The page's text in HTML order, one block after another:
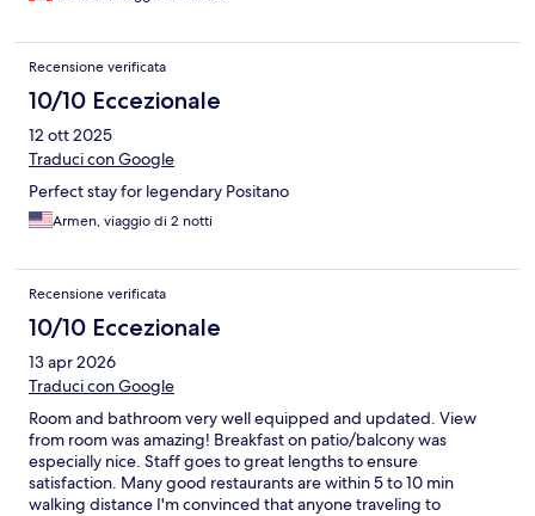
Recensione verificata
10/10 Eccezionale
12 ott 2025
Traduci con Google
Perfect stay for legendary Positano
Armen, viaggio di 2 notti
Recensione verificata
10/10 Eccezionale
13 apr 2026
Traduci con Google
Room and bathroom very well equipped and updated. View
from room was amazing! Breakfast on patio/balcony was
especially nice. Staff goes to great lengths to ensure
satisfaction. Many good restaurants are within 5 to 10 min
walking distance I'm convinced that anyone traveling to